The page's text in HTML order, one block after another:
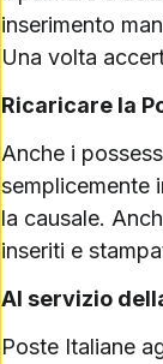
inserimento
Una volta
Ricaricare la
Anche i
semplicemente
la causale.
inseriti e
Al servizio
Poste Italiane